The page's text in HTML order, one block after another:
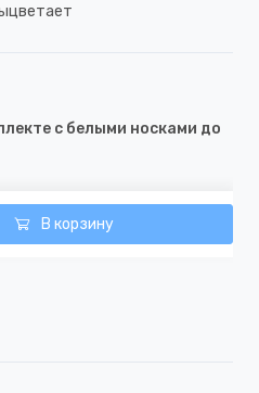
с белыми носками до
В корзину